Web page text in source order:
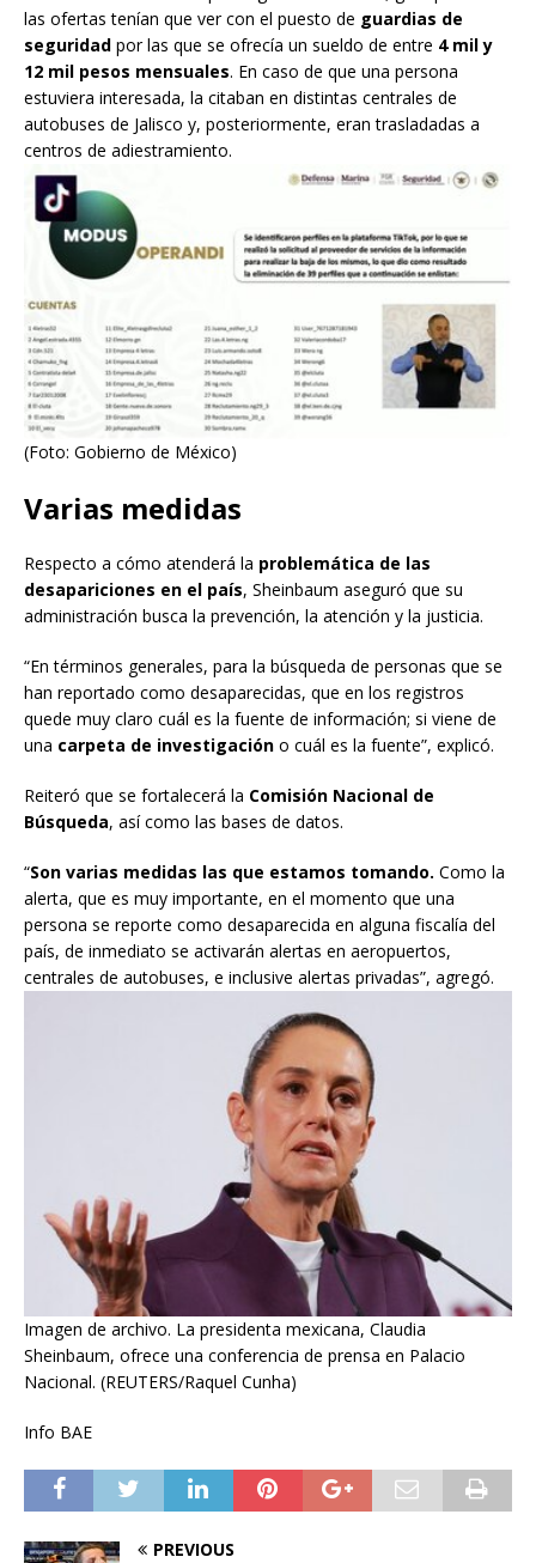
las ofertas tenían que ver con el puesto de guardias de
seguridad por las que se ofrecía un sueldo de entre 4 mil y
12 mil pesos mensuales. En caso de que una persona
estuviera interesada, la citaban en distintas centrales de
autobuses de Jalisco y, posteriormente, eran trasladadas a
centros de adiestramiento.
(Foto: Gobierno de México)
Varias medidas
Respecto a cómo atenderá la problemática de las
desapariciones en el país, Sheinbaum aseguró que su
administración busca la prevención, la atención y la justicia.
“En términos generales, para la búsqueda de personas que se
han reportado como desaparecidas, que en los registros
quede muy claro cuál es la fuente de información; si viene de
una carpeta de investigación o cuál es la fuente”, explicó.
Reiteró que se fortalecerá la Comisión Nacional de
Búsqueda, así como las bases de datos.
“Son varias medidas las que estamos tomando. Como la
alerta, que es muy importante, en el momento que una
persona se reporte como desaparecida en alguna fiscalía del
país, de inmediato se activarán alertas en aeropuertos,
centrales de autobuses, e inclusive alertas privadas”, agregó.
Imagen de archivo. La presidenta mexicana, Claudia
Sheinbaum, ofrece una conferencia de prensa en Palacio
Nacional. (REUTERS/Raquel Cunha)
Info BAE
PREVIOUS